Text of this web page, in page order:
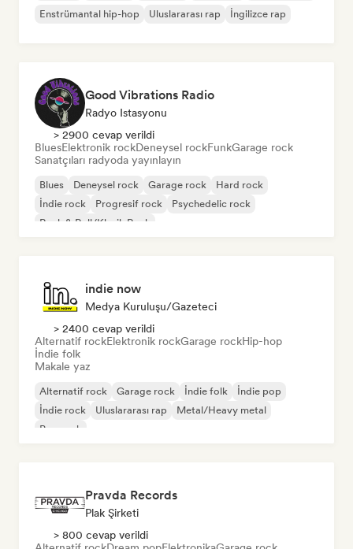
Enstrümantal hip-hop Uluslararası rap İngilizce rap
Good Vibrations Radio
Radyo Istasyonu
> 2900 cevap verildi
BluesElektronik rockDeneysel rockFunkGarage rock
Sanatçıları radyoda yayınlayın
Blues Deneysel rock Garage rock
Hard rock
İndie rock
Progresif rock
Psychedelic rock
Rock & Roll/Klasik Rock
indie now
Medya Kuruluşu/Gazeteci
> 2400 cevap verildi
Alternatif rockElektronik rockGarage rockHip-hop
İndie folk
Makale yaz
Alternatif rock Garage rock İndie folk
İndie pop
İndie rock
Uluslararası rap
Metal/Heavy metal
Pop rock
Pravda Records
Plak Şirketi
> 800 cevap verildi